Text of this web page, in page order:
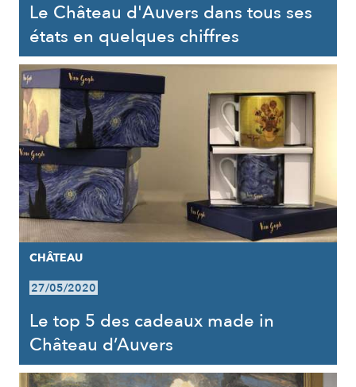
Le Château d'Auvers dans tous ses
états en quelques chiffres
CHÂTEAU
27/05/2020
Le top 5 des cadeaux made in
Château d’Auvers